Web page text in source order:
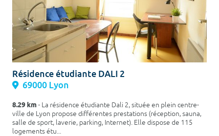
Résidence étudiante DALI 2
69000 Lyon
8.29 km- La résidence étudiante Dali 2, située en plein centre-
ville de Lyon propose différentes prestations (réception, sauna,
salle de sport, laverie, parking, Internet). Elle dispose de 115
logements étu...